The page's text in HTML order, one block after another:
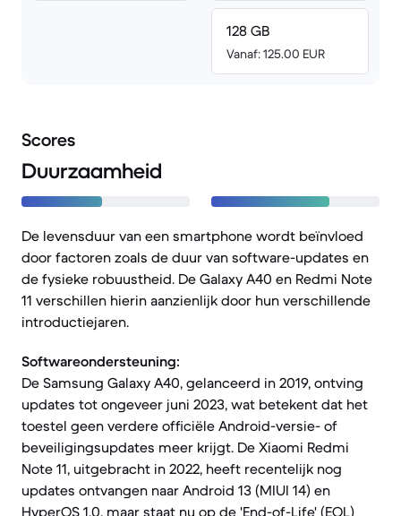
128 GB
Vanaf: 125.00 EUR
Scores
Duurzaamheid
De levensduur van een smartphone wordt beïnvloed
door factoren zoals de duur van software-updates en
de fysieke robuustheid. De Galaxy A40 en Redmi Note
11 verschillen hierin aanzienlijk door hun verschillende
introductiejaren.
Softwareondersteuning:
De Samsung Galaxy A40, gelanceerd in 2019, ontving
updates tot ongeveer juni 2023, wat betekent dat het
toestel geen verdere officiële Android-versie- of
beveiligingsupdates meer krijgt. De Xiaomi Redmi
Note 11, uitgebracht in 2022, heeft recentelijk nog
updates ontvangen naar Android 13 (MIUI 14) en
HyperOS 1.0, maar staat nu op de 'End-of-Life' (EOL)